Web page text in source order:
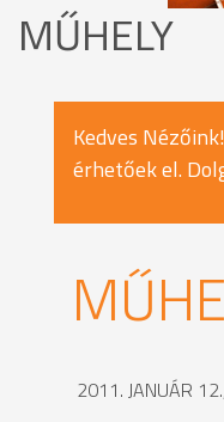
MŰHELY
Kedves
érhetőek el.
2011. JANUÁR